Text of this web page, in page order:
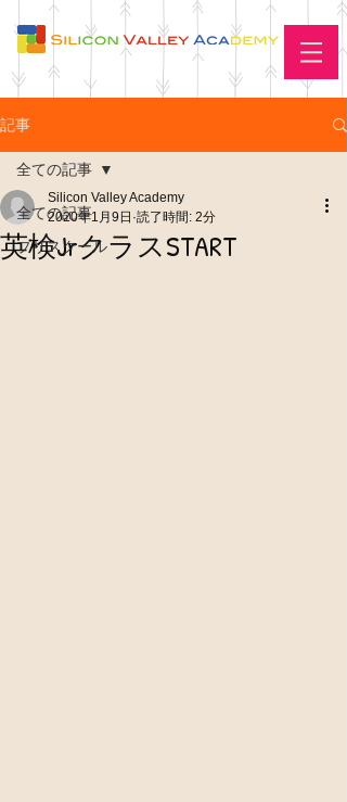
記事
全ての記事
プリスクール
全ての記事
英検JrクラスSTART
Silicon Valley Academy
2020年1月9日 読了時間: 2分